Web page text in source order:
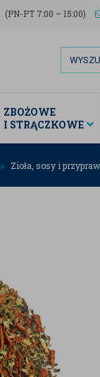
(PN-PT 7:00 – 15:00)
ZBOŻOWE
I STRĄCZKOWE
Zioła, sosy i